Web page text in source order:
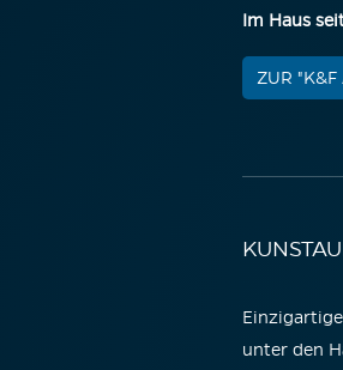
Im Haus
ZUR
unter den